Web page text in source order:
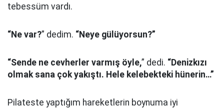
tebessüm vardı.
“Ne var?” dedim. “Neye gülüyorsun?”
“Sende ne cevherler varmış öyle,” dedi. “Denizkızı
olmak sana çok yakıştı. Hele kelebekteki hünerin…”
Pilateste yaptığım hareketlerin boynuma iyi